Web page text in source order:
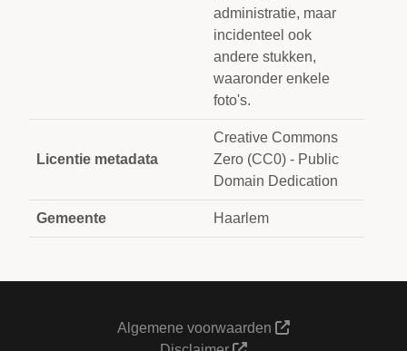
administratie, maar
incidenteel ook
andere stukken,
waaronder enkele
foto's.
Licentie metadata
Creative Commons
Zero (CC0) - Public
Domain Dedication
Gemeente Haarlem
Algemene voorwaarden